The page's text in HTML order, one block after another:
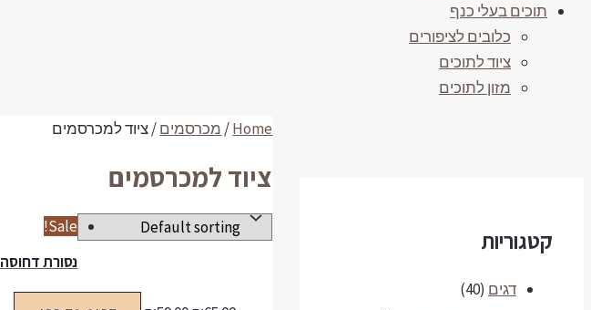
תוכים בעלי כנף
כלובים לציפורים
ציוד לתוכים
מזון לתוכים
קטגוריות
דגים (40)
Home
/ מכרסמים/ ציוד למכרסמים
ציוד למכרסמים
Sale!
נסורת דחוסה 60 ליטר.